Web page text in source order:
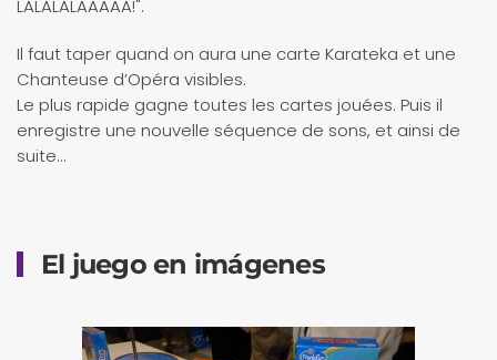
LALALALAAAAA!".
Il faut taper quand on aura une carte Karateka et une
Chanteuse d’Opéra visibles.
Le plus rapide gagne toutes les cartes jouées. Puis il
enregistre une nouvelle séquence de sons, et ainsi de
suite…
El juego en imágenes